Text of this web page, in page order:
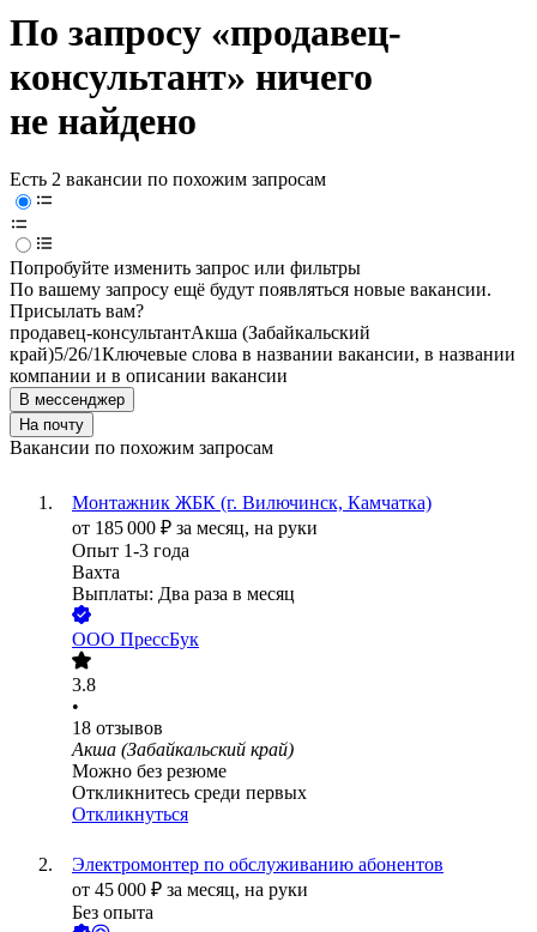
По запросу «продавец-
консультант» ничего
не найдено
Есть 2 вакансии по похожим запросам
Попробуйте изменить запрос или фильтры
По вашему запросу ещё будут появляться новые вакансии.
Присылать вам?
продавец-консультантАкша (Забайкальский
край)5/26/1Ключевые слова в названии вакансии, в названии
компании и в описании вакансии
В мессенджер
На почту
Вакансии по похожим запросам
Монтажник ЖБК (г. Вилючинск, Камчатка)
от 185 000 ₽ за месяц, на руки
Опыт 1-3 года
Вахта
Выплаты: Два раза в месяц
ООО ПрессБук
3.8
•
18 отзывов
Акша (Забайкальский край)
Можно без резюме
Откликнитесь среди первых
Откликнуться
Электромонтер по обслуживанию абонентов
от 45 000 ₽ за месяц, на руки
Без опыта